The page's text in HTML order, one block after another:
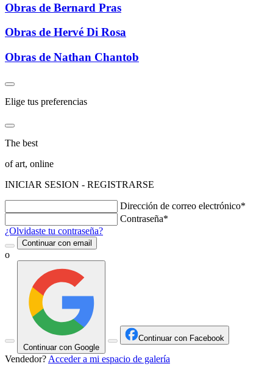
Obras de Bernard Pras
Obras de Hervé Di Rosa
Obras de Nathan Chantob
Elige tus preferencias
The best
of art, online
INICIAR SESION - REGISTRARSE
Dirección de correo electrónico*
Contraseña*
¿Olvidaste tu contraseña?
Continuar con email
o
Continuar con Google
Continuar con Facebook
Vendedor? Acceder a mi espacio de galería